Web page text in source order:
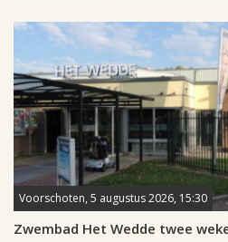
Voorschoten, 5 augustus 2026, 15:30
Zwembad Het Wedde twee